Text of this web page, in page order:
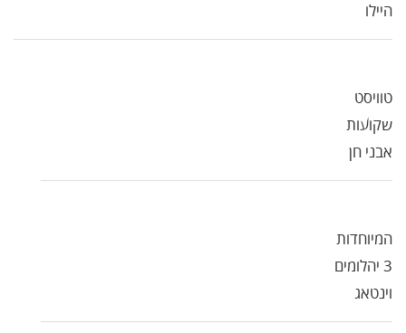
היילו
טוויסט
שקועות
אבני חן
המיוחדות
3 יהלומים
וינטאג